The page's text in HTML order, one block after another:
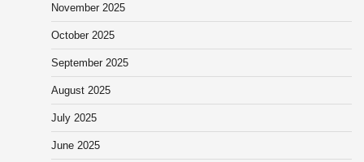
November 2025
October 2025
September 2025
August 2025
July 2025
June 2025